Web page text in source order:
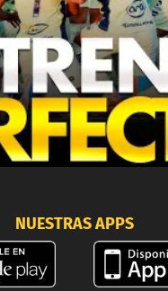
NUESTRAS APPS